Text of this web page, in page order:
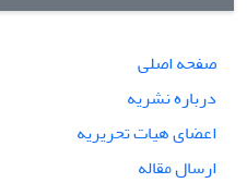
صفحه اصلی
درباره نشریه
اعضای هیات تحریریه
ارسال مقاله